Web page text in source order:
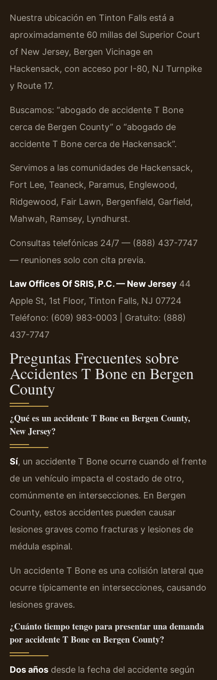
Nuestra ubicación en Tinton Falls está a
aproximadamente 60 millas del Superior Court
of New Jersey, Bergen Vicinage en
Hackensack, con acceso por I-80, NJ Turnpike
y Route 17.
Buscamos: “abogado de accidente T Bone
cerca de Bergen County” o “abogado de
accidente T Bone cerca de Hackensack”.
Servimos a las comunidades de Hackensack,
Fort Lee, Teaneck, Paramus, Englewood,
Ridgewood, Fair Lawn, Bergenfield, Garfield,
Mahwah, Ramsey, Lyndhurst.
Consultas telefónicas 24/7 — (888) 437-7747
— reuniones solo con cita previa.
Law Offices Of SRIS, P.C. — New Jersey 44
Apple St, 1st Floor, Tinton Falls, NJ 07724
Teléfono: (609) 983-0003 | Gratuito: (888)
437-7747
Preguntas Frecuentes sobre
Accidentes T Bone en Bergen
County
¿Qué es un accidente T Bone en Bergen County,
New Jersey?
Sí, un accidente T Bone ocurre cuando el frente
de un vehículo impacta el costado de otro,
comúnmente en intersecciones. En Bergen
County, estos accidentes pueden causar
lesiones graves como fracturas y lesiones de
médula espinal.
Un accidente T Bone es una colisión lateral que
ocurre típicamente en intersecciones, causando
lesiones graves.
¿Cuánto tiempo tengo para presentar una demanda
por accidente T Bone en Bergen County?
Dos años desde la fecha del accidente según